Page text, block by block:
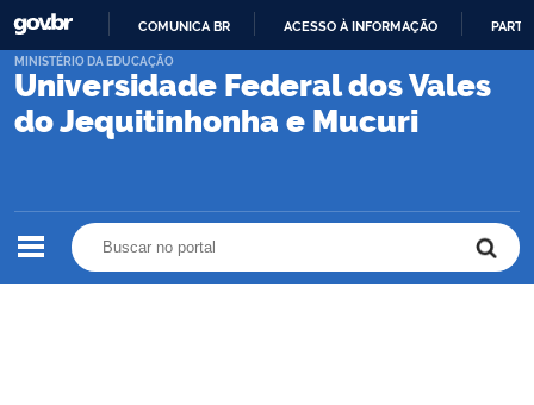
PARA
CONTEÚDO
COMUNICA BR ACESSO À INFORMAÇÃO
Universidade Federal dos Vales
do Jequitinhonha e Mucuri
MINISTÉRIO DA EDUCAÇÃO